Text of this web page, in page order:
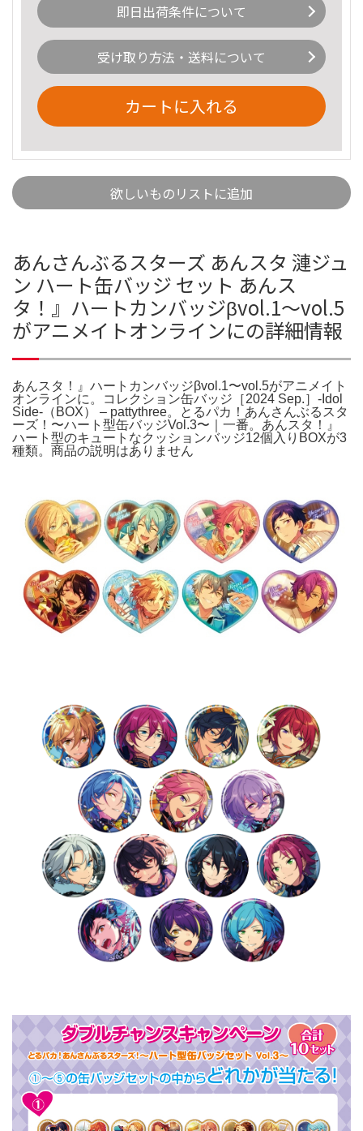
即日出荷条件について
受け取り方法・送料について
カートに入れる
欲しいものリストに追加
あんさんぶるスターズ あんスタ 漣ジュ
ン ハート缶バッジ セット あんス
タ！』ハートカンバッジβvol.1〜vol.5
がアニメイトオンラインにの詳細情報
あんスタ！』ハートカンバッジβvol.1〜vol.5がアニメイト
オンラインに。コレクション缶バッジ［2024 Sep.］-Idol
Side-（BOX） – pattythree。とるパカ！あんさんぶるスタ
ーズ！〜ハート型缶バッジVol.3〜｜一番。あんスタ！』
ハート型のキュートなクッションバッジ12個入りBOXが3
種類。商品の説明はありません